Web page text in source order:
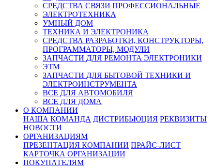
СРЕДСТВА СВЯЗИ ПРОФЕССИОНАЛЬНЫЕ
ЭЛЕКТРОТЕХНИКА
УМНЫЙ ДОМ
ТЕХНИКА И ЭЛЕКТРОНИКА
СРЕДСТВА РАЗРАБОТКИ, КОНСТРУКТОРЫ,
ПРОГРАММАТОРЫ, МОДУЛИ
ЗАПЧАСТИ ДЛЯ РЕМОНТА ЭЛЕКТРОНИКИ
ЭТМ
ЗАПЧАСТИ ДЛЯ БЫТОВОЙ ТЕХНИКИ И
ЭЛЕКТРОИНСТРУМЕНТА
ВСЕ ДЛЯ АВТОМОБИЛЯ
ВСЕ ДЛЯ ДОМА
О КОМПАНИИ
НАША КОМАНДА ДИСТРИБЬЮЦИЯ РЕКВИЗИТЫ
НОВОСТИ
ОРГАНИЗАЦИЯМ
ПРЕЗЕНТАЦИЯ КОМПАНИИ ПРАЙС-ЛИСТ
КАРТОЧКА ОРГАНИЗАЦИИ
ПОКУПАТЕЛЯМ